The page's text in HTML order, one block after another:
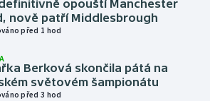
opouští Manchester
nově patří Middlesbrough
před 1 hod
Berková skončila pátá na
světovém šampionátu
před 3 hod